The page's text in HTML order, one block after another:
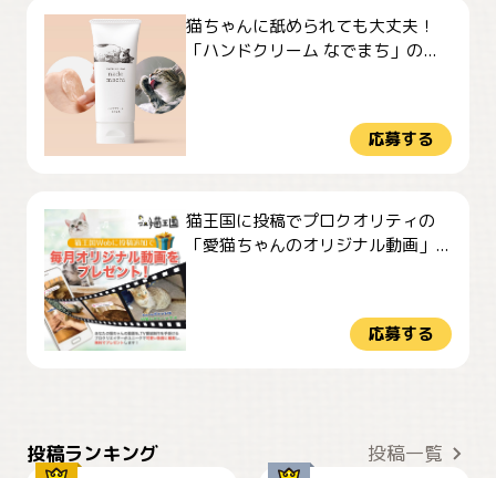
猫ちゃんに舐められても大丈夫！
「ハンドクリーム なでまち」の...
応募する
猫王国に投稿でプロクオリティの
「愛猫ちゃんのオリジナル動画」...
応募する
投稿ランキング 投稿一覧